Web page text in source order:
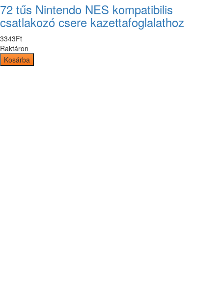
72 tűs Nintendo NES kompatibilis
csatlakozó csere kazettafoglalathoz
3343Ft
Raktáron
Kosárba